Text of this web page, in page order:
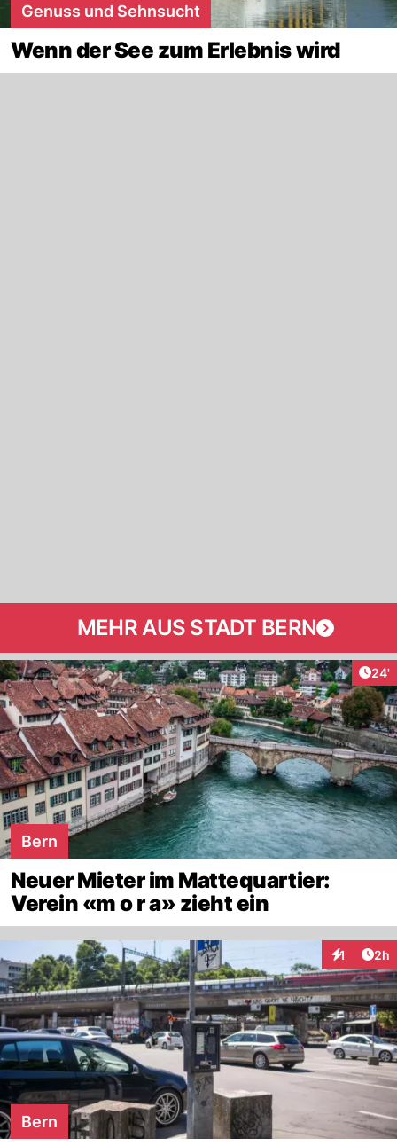
Genuss und Sehnsucht
Wenn der See zum Erlebnis wird
MEHR AUS STADT BERN
24'
Bern
Neuer Mieter im Mattequartier:
Verein «m o r a» zieht ein
1 2h
Bern